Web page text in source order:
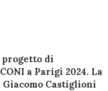
di
a Parigi 2024. La
Giacomo Castiglioni